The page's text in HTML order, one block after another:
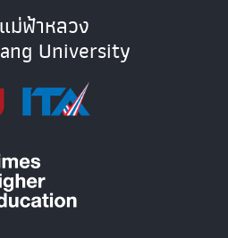
ม่ฟ้าหลวง
University